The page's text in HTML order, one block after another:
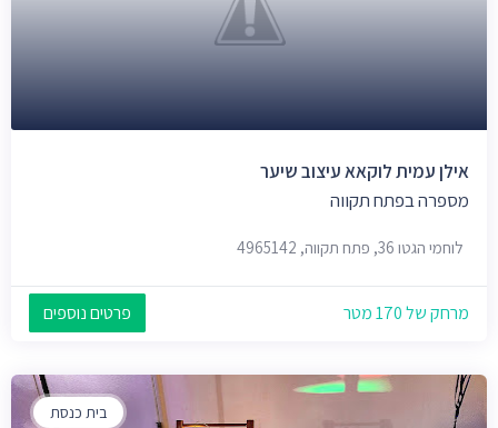
אילן עמית לוקאא עיצוב שיער
מספרה בפתח תקווה
לוחמי הגטו 36, פתח תקווה, 4965142
מרחק של 170 מטר פרטים נוספים
בית כנסת